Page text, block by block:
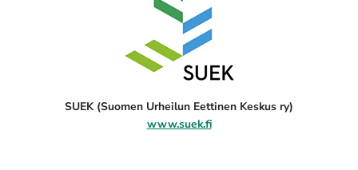
SUEK (Suomen Urheilun Eettinen Keskus ry)
www.suek.fi